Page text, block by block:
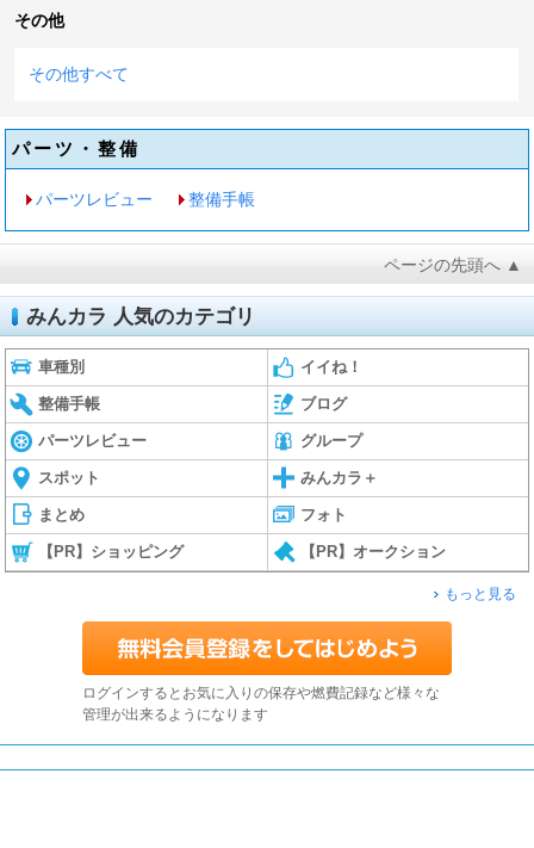
その他
その他すべて
パーツ・整備
パーツレビュー 整備手帳
ページの先頭へ ▲
みんカラ 人気のカテゴリ
車種別 イイね！
整備手帳 ブログ
パーツレビュー グループ
スポット みんカラ＋
まとめ フォト
【PR】ショッピング 【PR】オークション
もっと見る
ログインするとお気に入りの保存や燃費記録など様々な
管理が出来るようになります